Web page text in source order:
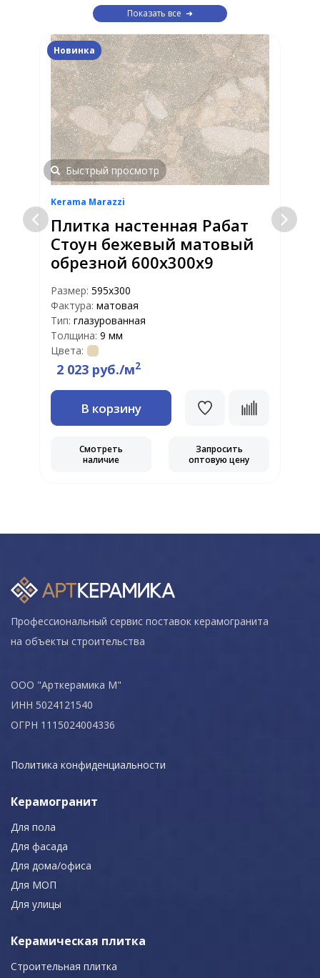
Показать все
Новинка
Быстрый просмотр
Kerama Marazzi
Плитка настенная Рабат
Стоун бежевый матовый
обрезной 600x300x9
Размер: 595x300
Фактура: матовая
Тип: глазурованная
Толщина: 9 мм
Цвета:
2 023 руб./м2
В корзину
Смотреть
наличие
Запросить
оптовую цену
Профессиональный сервис поставок керамогранита
на объекты строительства
ООО "Арткерамика М"
ИНН 5024121540
ОГРН 1115024004336
Политика конфиденциальности
Керамогранит
Для пола
Для фасада
Для дома/офиса
Для МОП
Для улицы
Керамическая плитка
Строительная плитка